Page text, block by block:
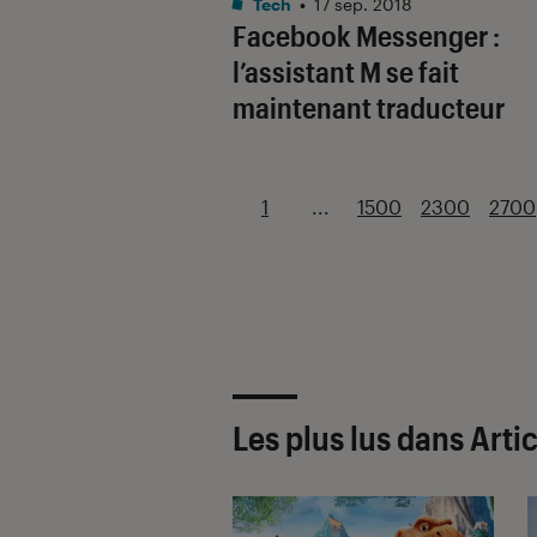
Facebook Messenger :
l’assistant M se fait
maintenant traducteur
1 ... 1500 2300 2700
Les plus lus dans